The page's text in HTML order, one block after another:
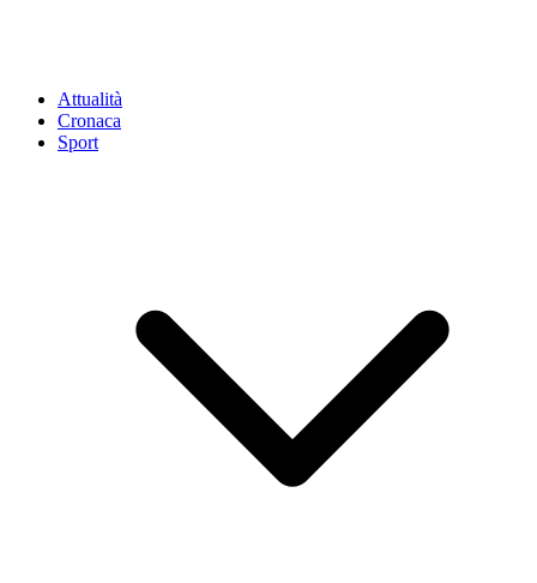
Attualità
Cronaca
Sport